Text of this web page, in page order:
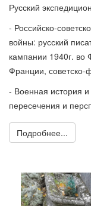
Русский
- Российско-
войны: русский
кампании 1940г. во
Франции, советско-
- Военная история
пересечения и
Подробнее...